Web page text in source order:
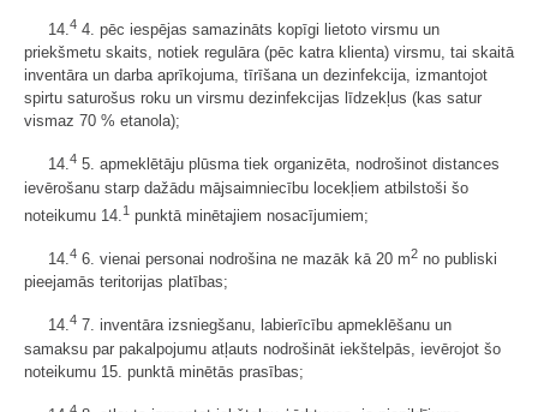
14.4 4. pēc iespējas samazināts kopīgi lietoto virsmu un
priekšmetu skaits, notiek regulāra (pēc katra klienta) virsmu, tai skaitā
inventāra un darba aprīkojuma, tīrīšana un dezinfekcija, izmantojot
spirtu saturošus roku un virsmu dezinfekcijas līdzekļus (kas satur
vismaz 70 % etanola);
14.4 5. apmeklētāju plūsma tiek organizēta, nodrošinot distances
ievērošanu starp dažādu mājsaimniecību locekļiem atbilstoši šo
noteikumu 14. 1 punktā minētajiem nosacījumiem;
14.4 6. vienai personai nodrošina ne mazāk kā 20 m2 no publiski
pieejamās teritorijas platības;
14.4 7. inventāra izsniegšanu, labierīcību apmeklēšanu un
samaksu par pakalpojumu atļauts nodrošināt iekštelpās, ievērojot šo
noteikumu 15. punktā minētās prasības;
4